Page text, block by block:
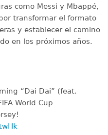
como Messi y Mbappé,
transformar el formato
y establecer el camino
en los próximos años.
“Dai Dai” (feat.
World Cup